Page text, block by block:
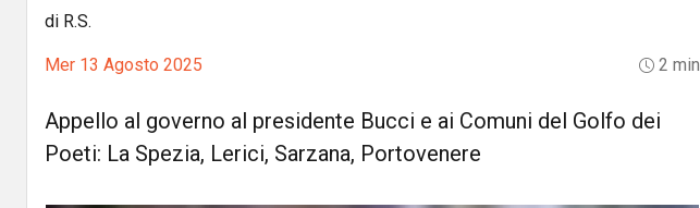
di R.S.
Mer 13 Agosto 2025 2 min
Appello al governo al presidente Bucci e ai Comuni del Golfo dei
Poeti: La Spezia, Lerici, Sarzana, Portovenere